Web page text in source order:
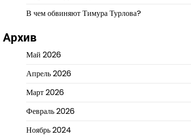
В чем обвиняют Тимура Турлова?
Архив
Май 2026
Апрель 2026
Март 2026
Февраль 2026
Ноябрь 2024